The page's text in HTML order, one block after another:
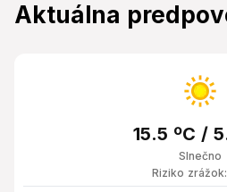
Aktuálna
Slnečno
15.5 ºC /
Riziko